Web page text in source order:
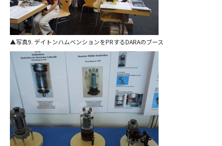
写真9. デイトンハムベンションをPRするDARAのブース